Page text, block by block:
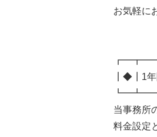
お気軽に
┃◆┃1年
当事務所
料金設定